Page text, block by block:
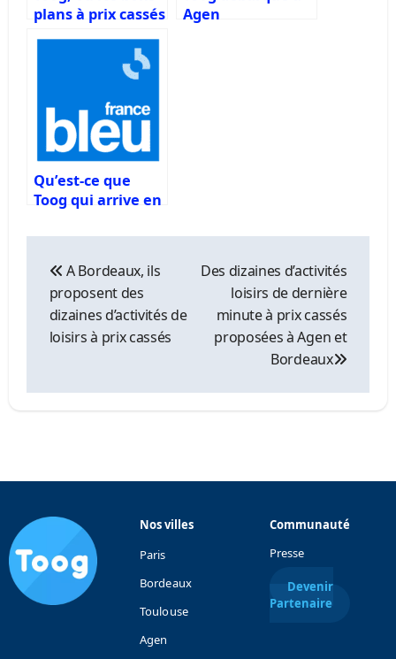
plans à prix cassés
Agen
Qu’est-ce que
Toog qui arrive en
l’article
A Bordeaux, ils
proposent des
dizaines d’activités de
loisirs à prix cassés
Des dizaines d’activités
loisirs de dernière
minute à prix cassés
proposées à Agen et
Bordeaux
Nos villes
Paris
Bordeaux
Toulouse
Agen
Communauté
Presse
Devenir
Partenaire